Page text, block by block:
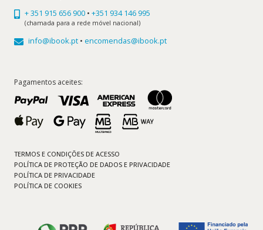
+ 351 915 656 900 • +351 934 146 995
(chamada para a rede móvel nacional)
info@ibook.pt • encomendas@ibook.pt
Pagamentos aceites:
TERMOS E CONDIÇÕES DE ACESSO
POLÍTICA DE PROTEÇÃO DE DADOS E PRIVACIDADE
POLÍTICA DE PRIVACIDADE
POLÍTICA DE COOKIES